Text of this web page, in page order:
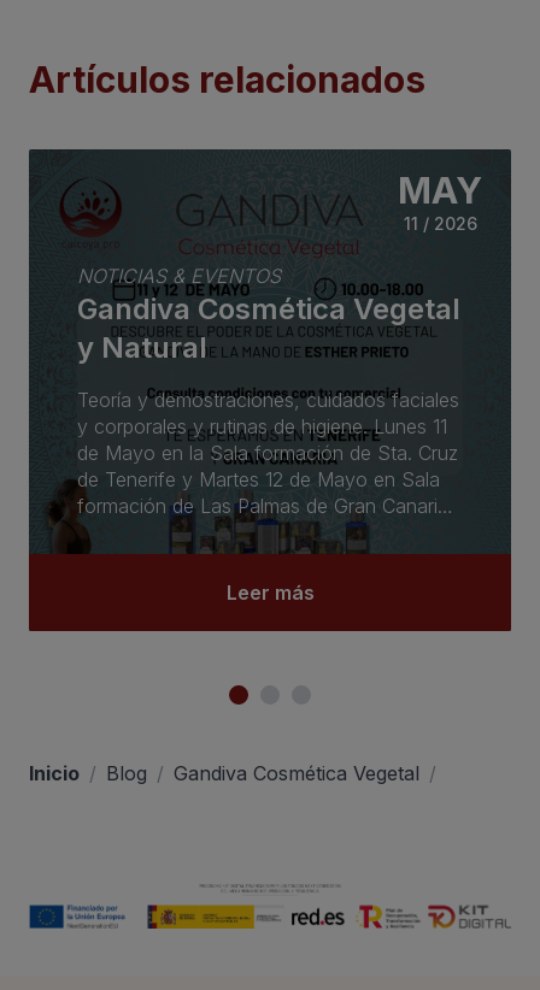
Artículos relacionados
MAY
11 / 2026
NOTICIAS & EVENTOS
Gandiva Cosmética Vegetal
y Natural
Teoría y demostraciones, cuidados faciales
y corporales y rutinas de higiene. Lunes 11
de Mayo en la Sala formación de Sta. Cruz
de Tenerife y Martes 12 de Mayo en Sala
formación de Las Palmas de Gran Canaria
de 10.00-18.00 aproximadamente.
Leer más
Inicio / Blog / Gandiva Cosmética Vegetal /